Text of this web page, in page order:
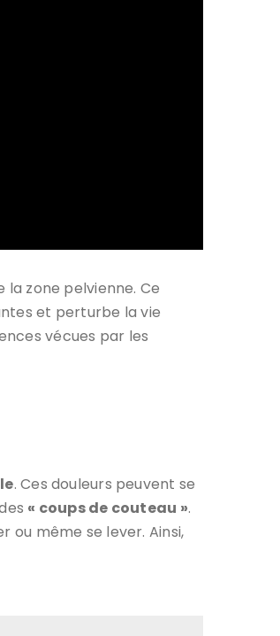
la zone pelvienne. Ce
et perturbe la vie
vécues par les
. Ces douleurs peuvent se
« coups de couteau ».
ou même se lever. Ainsi,